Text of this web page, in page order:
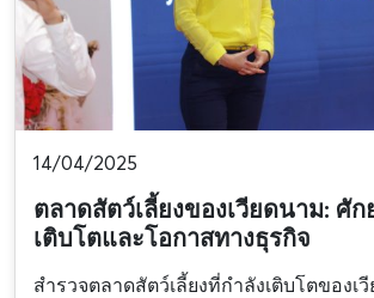
14/04/2025
ตลาดสัตว์เลี้ยงของเวียดนาม: ศั
เติบโตและโอกาสทางธุรกิจ
สำรวจตลาดสัตว์เลี้ยงที่กำลังเติบโตของ